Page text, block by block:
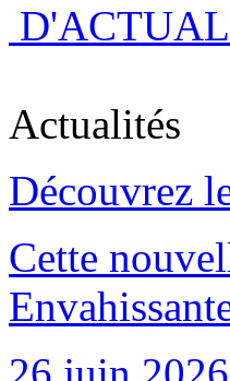
Actualités
Découvrez
Cette